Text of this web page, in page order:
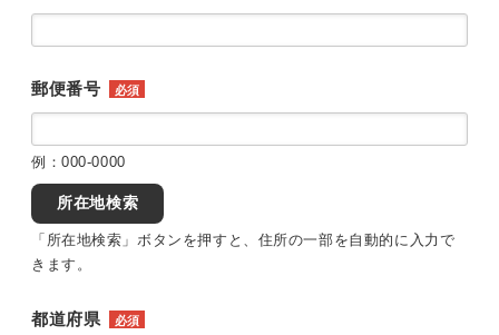
郵便番号 必須
例：000-0000
所在地検索
「所在地検索」ボタンを押すと、住所の一部を自動的に入力で
きます。
都道府県 必須